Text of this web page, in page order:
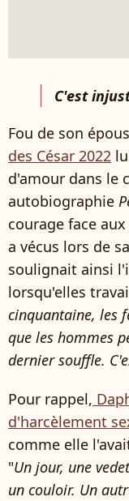
C'est
Fou de son
des César 2022
d'amour dans le
autobiographie
courage face
a vécus lors de
soulignait ainsi
lorsqu'elles
cinquantaine, les
que les hommes
dernier souffle.
Pour rappel,
d'harcèlement
comme elle
"Un jour, une
un couloir. Un